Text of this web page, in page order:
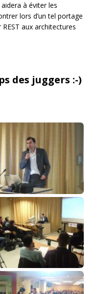
à éviter les
lors d’un tel portage
aux architectures
des juggers :-)